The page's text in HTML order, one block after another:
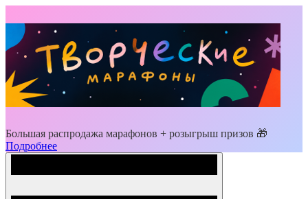
Большая распродажа марафонов + розыгрыш призов 🎁
Подробнее